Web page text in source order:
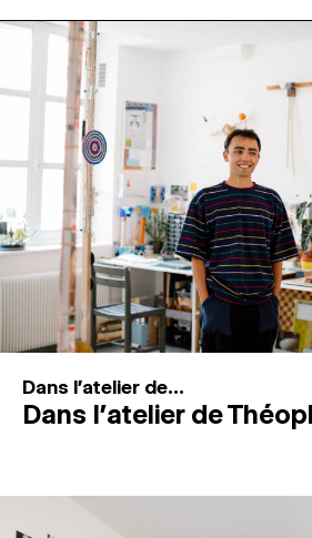
PROGRAMMATION
MAGAZINE
ESPACES DE PRATIQUE
Recherche
Connexion
Dans l'atelier de...
Dans l’atelier de